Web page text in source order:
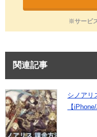
※サービ
関連記事
シノアリ
【